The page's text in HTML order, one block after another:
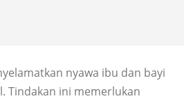
nyawa ibu dan bayi
Tindakan ini memerlukan